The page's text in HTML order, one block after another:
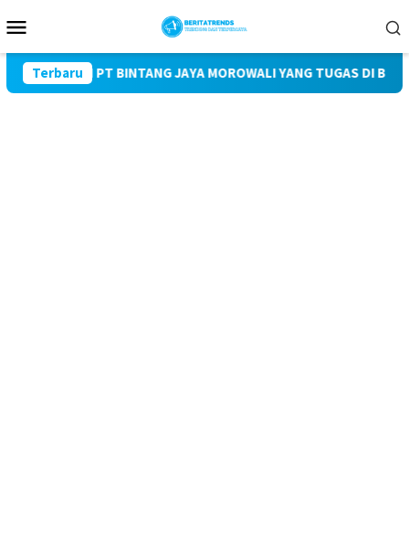
ke
Mobile
TerbaruPT BINTANG JAYA MOROWALI YANG TUGAS DI